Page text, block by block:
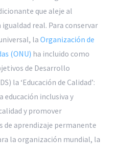
que aleje al
igualdad real. Para conservar
la Organización de
(ONU) ha incluido como
de Desarrollo
la ‘Educación de Calidad’:
educación inclusiva y
y promover
de aprendizaje permanente
la organización mundial, la